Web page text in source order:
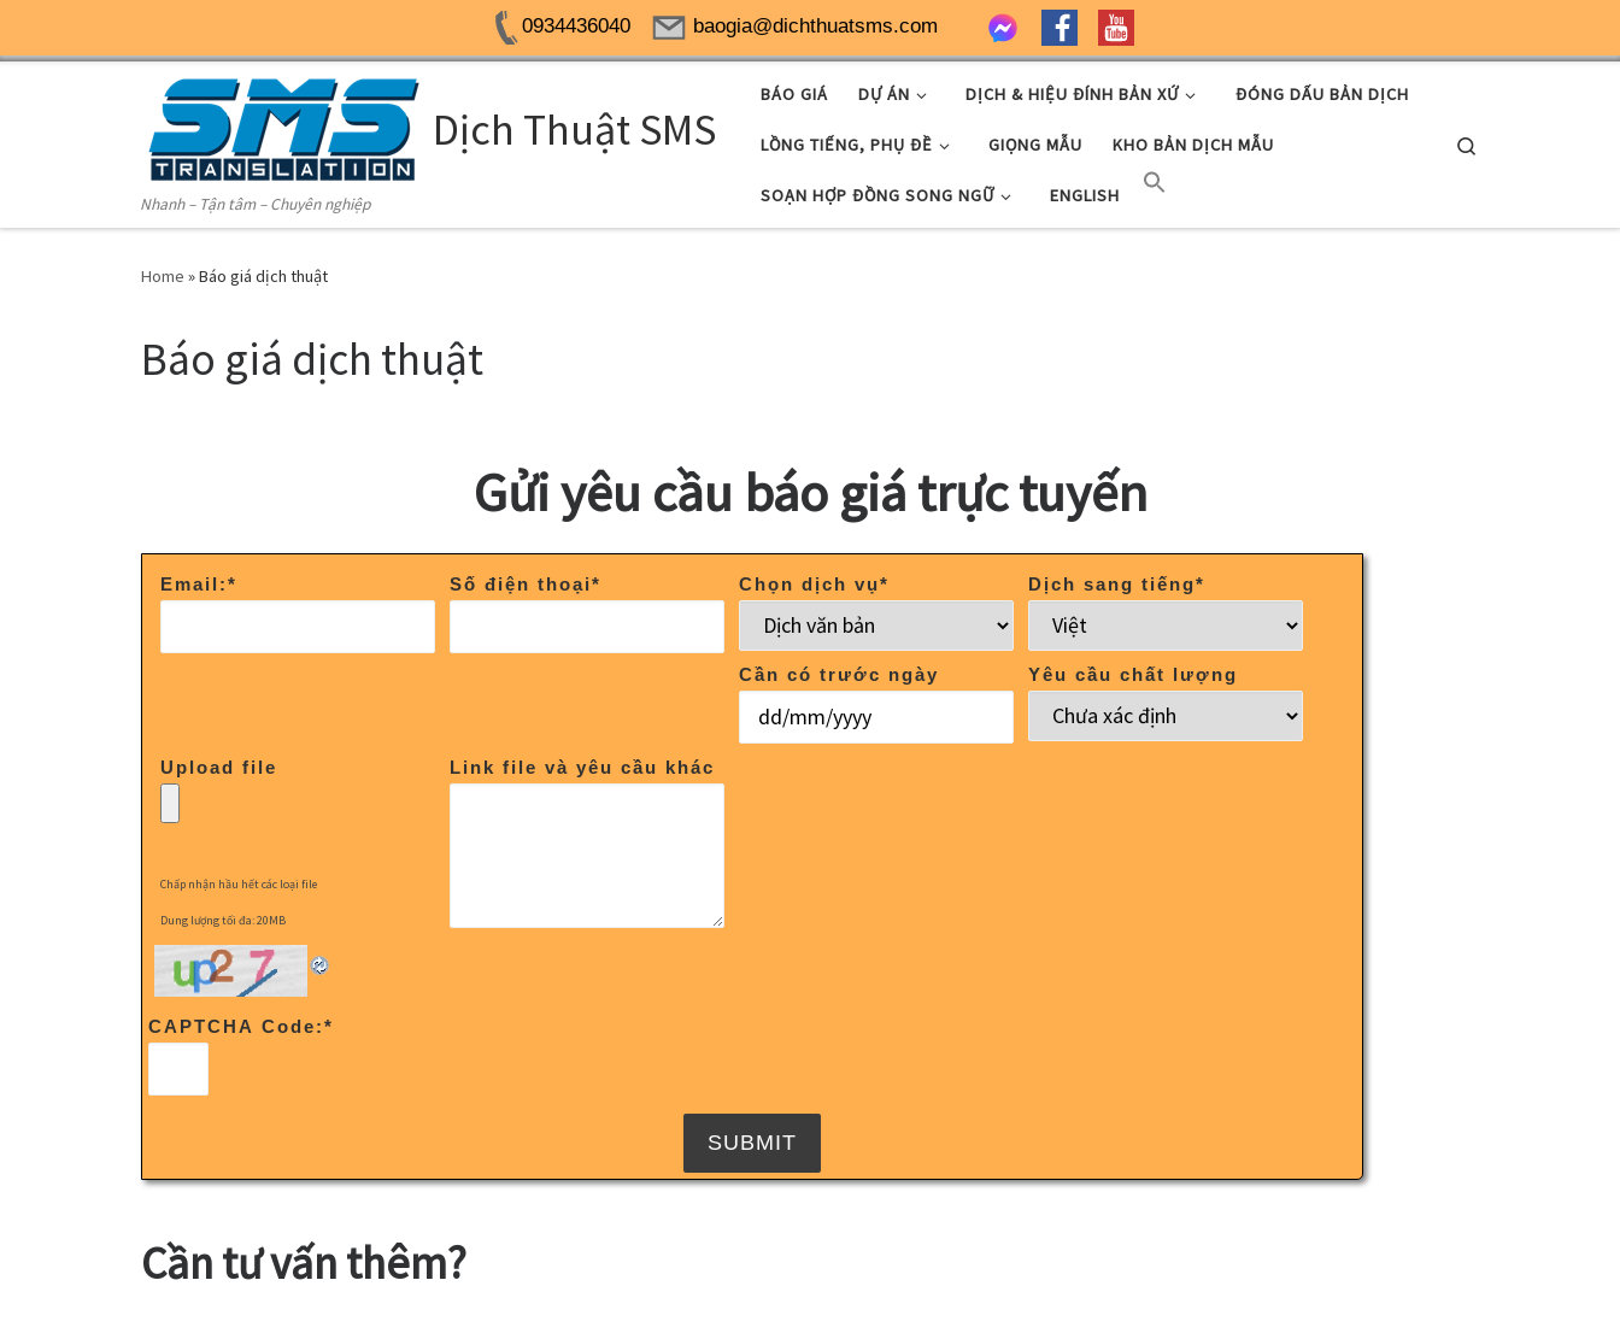
0934436040 baogia@dichthuatsms.com
Dịch Thuật SMS
Nhanh – Tận tâm – Chuyên nghiệp
BÁO GIÁ DỰ ÁN DỊCH & HIỆU ĐÍNH BẢN XỨ ĐÓNG DẤU BẢN DỊCH
LỒNG TIẾNG, PHỤ ĐỀ GIỌNG MẪU KHO BẢN DỊCH MẪU
SOẠN HỢP ĐỒNG SONG NGỮ ENGLISH
Home »Báo giá dịch thuật
Báo giá dịch thuật
Gửi yêu cầu báo giá trực tuyến
Email:* Số điện thoại* Chọn dịch vụ* Dịch sang tiếng*
Cần có trước ngày Yêu cầu chất lượng
Upload file
Chấp nhận hầu hết các loại file
Dung lượng tối đa: 20MB
Link file và yêu cầu khác
CAPTCHA Code:*
Cần tư vấn thêm?